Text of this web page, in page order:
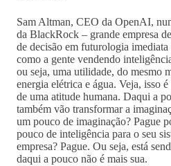
Sam Altman, CEO da OpenAI,
da BlackRock – grande empresa
de decisão em futurologia
como a gente vendendo
ou seja, uma utilidade, do mesmo
energia elétrica e água. Veja, isso
de uma atitude humana. Daqui a
também vão transformar a
um pouco de imaginação? Pague
pouco de inteligência para o seu
empresa? Pague. Ou seja, está
daqui a pouco não é mais sua.